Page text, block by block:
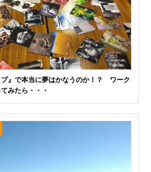
プ』で本当に夢はかなうのか！？ ワーク
みたら・・・